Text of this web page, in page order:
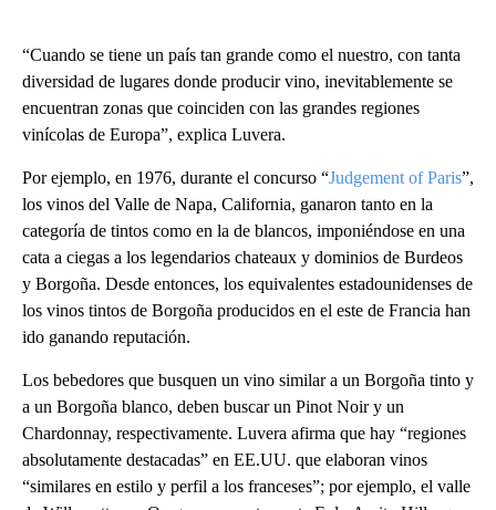
“Cuando se tiene un país tan grande como el nuestro, con tanta
diversidad de lugares donde producir vino, inevitablemente se
encuentran zonas que coinciden con las grandes regiones
vinícolas de Europa”, explica Luvera.
Por ejemplo, en 1976, durante el concurso “Judgement of Paris”,
los vinos del Valle de Napa, California, ganaron tanto en la
categoría de tintos como en la de blancos, imponiéndose en una
cata a ciegas a los legendarios chateaux y dominios de Burdeos
y Borgoña. Desde entonces, los equivalentes estadounidenses de
los vinos tintos de Borgoña producidos en el este de Francia han
ido ganando reputación.
Los bebedores que busquen un vino similar a un Borgoña tinto y
a un Borgoña blanco, deben buscar un Pinot Noir y un
Chardonnay, respectivamente. Luvera afirma que hay “regiones
absolutamente destacadas” en EE.UU. que elaboran vinos
“similares en estilo y perfil a los franceses”; por ejemplo, el valle